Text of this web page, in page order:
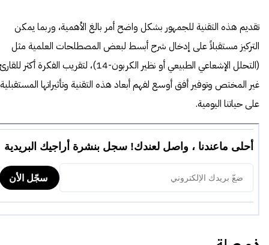
تقديم هذه التقنية للجمهور بشكل واضح أمر بالغ الأهمية، وربما يمكن
التركيز مستقبلاً على إدخال شرح أبسط لبعض المصطلحات العلمية مثل
(التحلل الإشعاعي الطبيعي أو نظير الكربون-14)، لتقريب الفكرة أكثر للقارئ
غير المختص وتوفير أفق أوسع لفهم أبعاد هذه التقنية وتأثيراتها المستقبلية
على حياتنا اليومية.